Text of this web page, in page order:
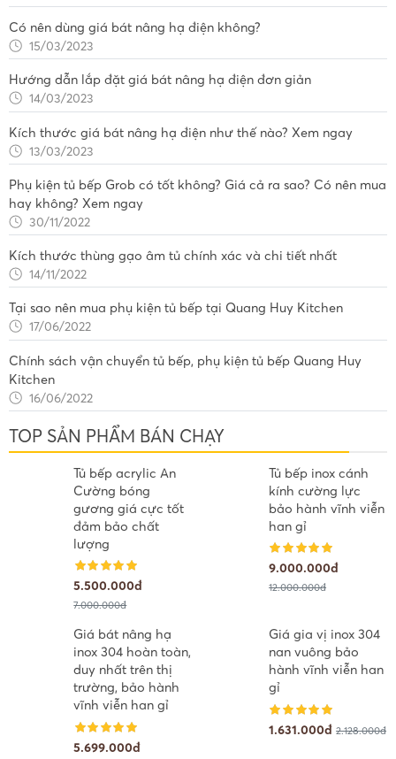
Có nên dùng giá bát nâng hạ điện không?
15/03/2023
Hướng dẫn lắp đặt giá bát nâng hạ điện đơn giản
14/03/2023
Kích thước giá bát nâng hạ điện như thế nào? Xem ngay
13/03/2023
Phụ kiện tủ bếp Grob có tốt không? Giá cả ra sao? Có nên mua
hay không? Xem ngay
30/11/2022
Kích thước thùng gạo âm tủ chính xác và chi tiết nhất
14/11/2022
Tại sao nên mua phụ kiện tủ bếp tại Quang Huy Kitchen
17/06/2022
Chính sách vận chuyển tủ bếp, phụ kiện tủ bếp Quang Huy
Kitchen
16/06/2022
TOP SẢN PHẨM BÁN CHẠY
Tủ bếp acrylic An
Cường bóng
gương giá cực tốt
đảm bảo chất
lượng
5.500.000đ
7.000.000đ
Tủ bếp inox cánh
kính cường lực
bảo hành vĩnh viễn
han gỉ
9.000.000đ
12.000.000đ
Giá bát nâng hạ
inox 304 hoàn toàn,
duy nhất trên thị
trường, bảo hành
vĩnh viễn han gỉ
5.699.000đ
Giá gia vị inox 304
nan vuông bảo
hành vĩnh viễn han
gỉ
1.631.000đ 2.128.000đ